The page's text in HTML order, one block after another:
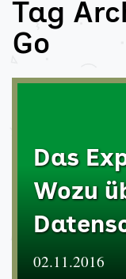
Tag
Go
Das
Wozu
02.11.2016